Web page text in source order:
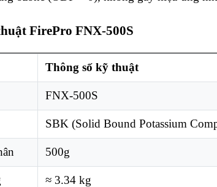
FirePro FNX-500S
Thông số kỹ thuật
FNX-500S
SBK (Solid Bound Potassium
500g
≈ 3.34 kg